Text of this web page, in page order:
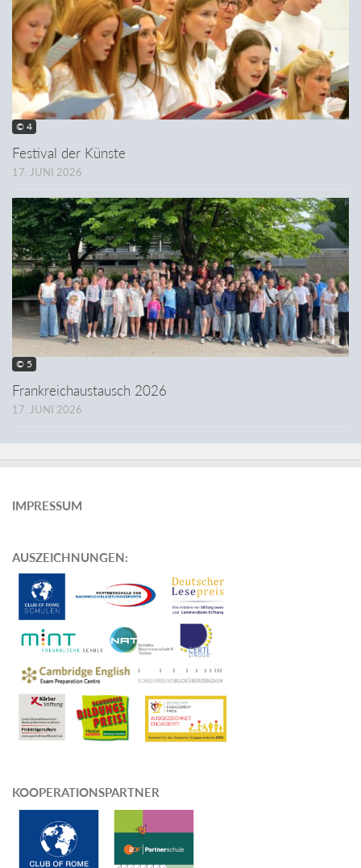
© 4
Festival der Künste
17. JUNI 2026
© 5
Frankreichaustausch 2026
17. JUNI 2026
IMPRESSUM
AUSZEICHNUNGEN:
KOOPERATIONSPARTNER